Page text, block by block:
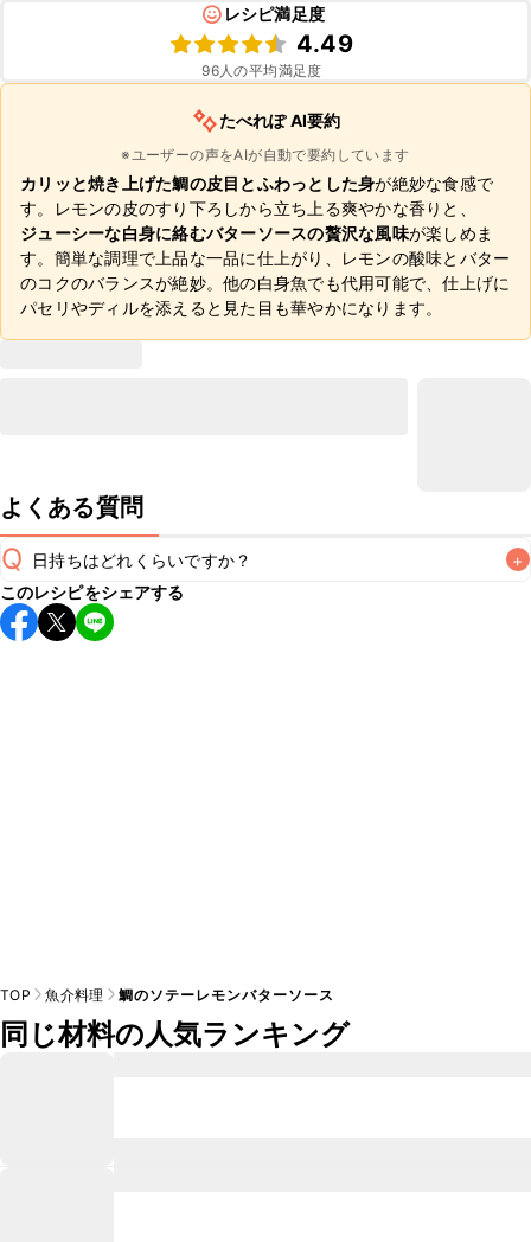
レシピ満足度
4.49
96人の平均満足度
たべれぽ AI要約
※ユーザーの声をAIが自動で要約しています
カリッと焼き上げた鯛の皮目とふわっとした身が絶妙な食感で
す。レモンの皮のすり下ろしから立ち上る爽やかな香りと、
ジューシーな白身に絡むバターソースの贅沢な風味が楽しめま
す。簡単な調理で上品な一品に仕上がり、レモンの酸味とバター
のコクのバランスが絶妙。他の白身魚でも代用可能で、仕上げに
パセリやディルを添えると見た目も華やかになります。
よくある質問
Q 日持ちはどれくらいですか？ +
保存期間は冷蔵で翌日中が目安です。なるべくお早めにお召
し上がりください。
このレシピをシェアする
TOP 魚介料理 鯛のソテーレモンバターソース
同じ材料の人気ランキング